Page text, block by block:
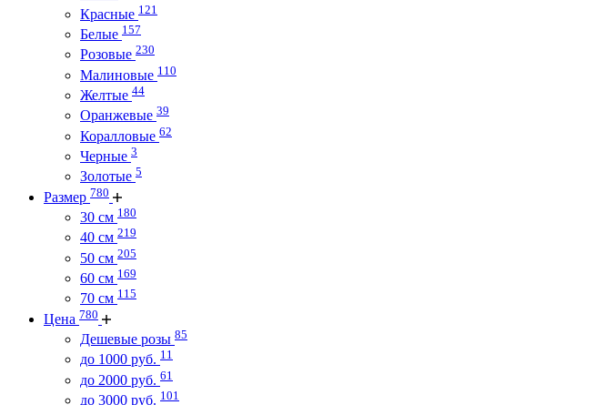
Красные 121
Белые 157
Розовые 230
Малиновые 110
Желтые 44
Оранжевые 39
Коралловые 62
Черные 3
Золотые 5
Размер 780
30 см 180
40 см 219
50 см 205
60 см 169
70 см 115
Цена 780
Дешевые розы 85
до 1000 руб. 11
до 2000 руб. 61
до 3000 руб. 101